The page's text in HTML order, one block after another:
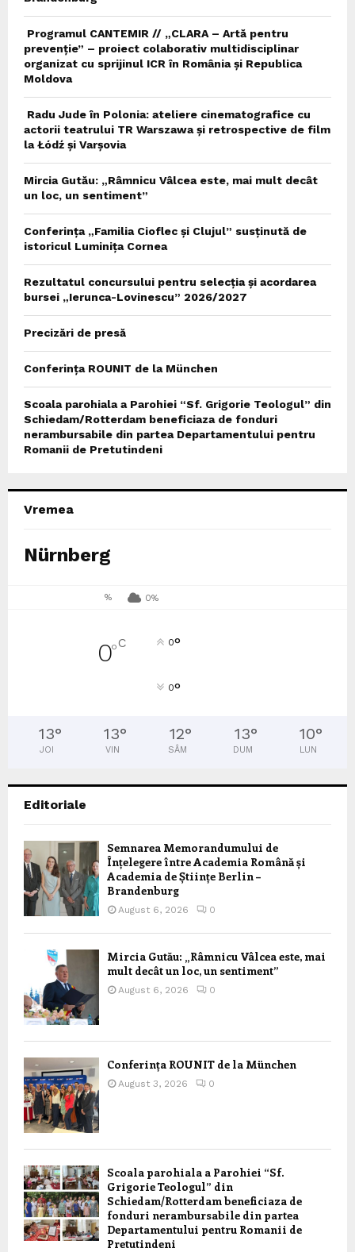
Programul CANTEMIR // „CLARA – Artă pentru
prevenție” – proiect colaborativ multidisciplinar
organizat cu sprijinul ICR în România și Republica
Moldova
Radu Jude în Polonia: ateliere cinematografice cu
actorii teatrului TR Warszawa și retrospective de film
la Łódź și Varșovia
Mircia Gutău: „Râmnicu Vâlcea este, mai mult decât
un loc, un sentiment”
Conferința „Familia Cioflec și Clujul” susținută de
istoricul Luminița Cornea
Rezultatul concursului pentru selecția și acordarea
bursei „Ierunca-Lovinescu” 2026/2027
Precizări de presă
Conferința ROUNIT de la München
Scoala parohiala a Parohiei “Sf. Grigorie Teologul” din
Schiedam/Rotterdam beneficiaza de fonduri
nerambursabile din partea Departamentului pentru
Romanii de Pretutindeni
Vremea
Nürnberg
% 0%
0°C 0°
0°
13°
JOI
13°
VIN
12°
SÂM
13°
DUM
10°
LUN
Editoriale
Semnarea Memorandumului de
Înțelegere între Academia Română și
Academia de Științe Berlin –
Brandenburg
August 6, 2026 0
Mircia Gutău: „Râmnicu Vâlcea este, mai
mult decât un loc, un sentiment”
August 6, 2026 0
Conferința ROUNIT de la München
August 3, 2026 0
Scoala parohiala a Parohiei “Sf.
Grigorie Teologul” din
Schiedam/Rotterdam beneficiaza de
fonduri nerambursabile din partea
Departamentului pentru Romanii de
Pretutindeni